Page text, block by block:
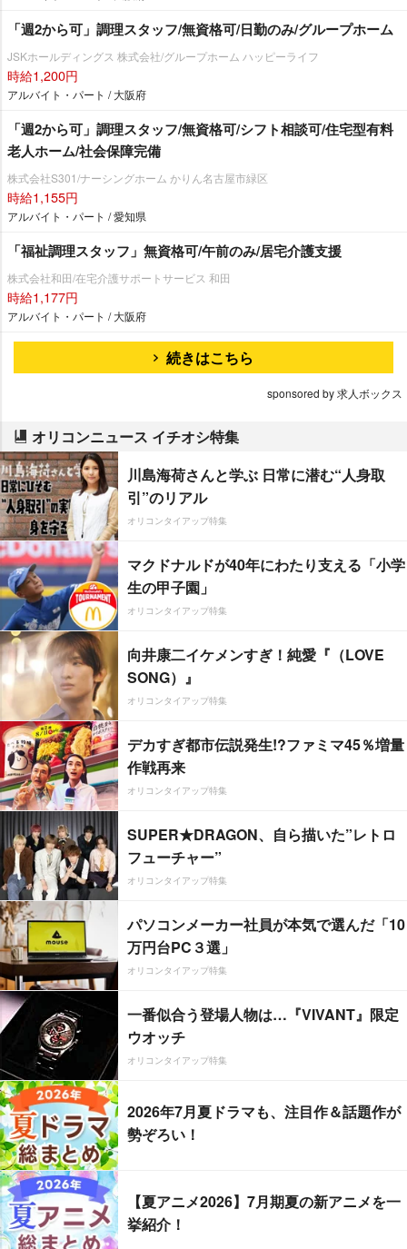
「週2から可」調理スタッフ/無資格可/日勤のみ/グループホーム
JSKホールディングス 株式会社/グループホーム ハッピーライフ
時給1,200円
アルバイト・パート / 大阪府
「週2から可」調理スタッフ/無資格可/シフト相談可/住宅型有料
老人ホーム/社会保障完備
株式会社S301/ナーシングホーム かりん名古屋市緑区
時給1,155円
アルバイト・パート / 愛知県
「福祉調理スタッフ」無資格可/午前のみ/居宅介護支援
株式会社和田/在宅介護サポートサービス 和田
時給1,177円
アルバイト・パート / 大阪府
続きはこちら
sponsored by 求人ボックス
オリコンニュース イチオシ特集
川島海荷さんと学ぶ 日常に潜む“人身取
引”のリアル
オリコンタイアップ特集
マクドナルドが40年にわたり支える「小学
生の甲子園」
オリコンタイアップ特集
向井康二イケメンすぎ！純愛『（LOVE
SONG）』
オリコンタイアップ特集
デカすぎ都市伝説発生!?ファミマ45％増量
作戦再来
オリコンタイアップ特集
SUPER★DRAGON、自ら描いた”レトロ
フューチャー”
オリコンタイアップ特集
パソコンメーカー社員が本気で選んだ「10
万円台PC３選」
オリコンタイアップ特集
一番似合う登場人物は…『VIVANT』限定
ウオッチ
オリコンタイアップ特集
2026年7月夏ドラマも、注目作＆話題作が
勢ぞろい！
【夏アニメ2026】7月期夏の新アニメを一
挙紹介！